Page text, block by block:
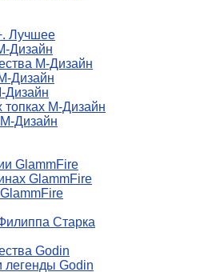
Лучшее
Дизайн
М-Дизайн
Дизайн
Дизайн
топках М-Дизайн
Дизайн
GlammFire
GlammFire
Старка
Godin
легенды Godin